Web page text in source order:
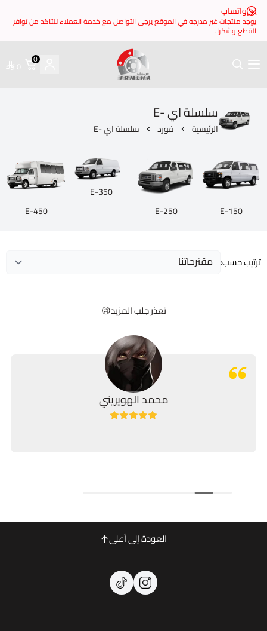
مدرجه في الموقع يرجى التواصل مع خدمة العملاء للتاكد من توافر
سلسلة اي -E
فورد سلسلة اي -E
E-250
E-350
تعذر جلب المزيد😢
محمد الهويريني
العودة إلى أعلى